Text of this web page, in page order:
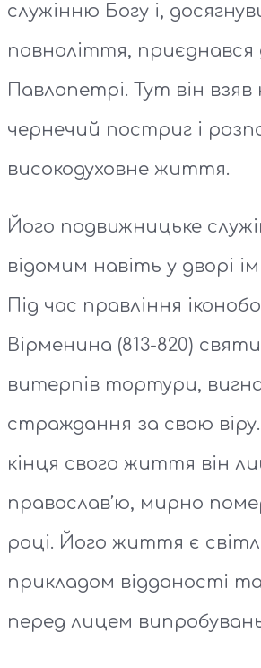
служінню Богу і,
повноліття, приєднався
Павлопетрі. Тут він взяв
чернечий постриг і
високодуховне життя.
Його подвижницьке
відомим навіть у дворі
Під час правління
Вірменина (813-820)
витерпів тортури,
страждання за свою
кінця свого життя він
православ’ю, мирно
році. Його життя є
прикладом відданості
перед лицем